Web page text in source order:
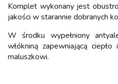
Komplet wykonany jest
jakości w starannie dobranych
W środku wypełniony
włókniną zapewniającą
maluszkowi.